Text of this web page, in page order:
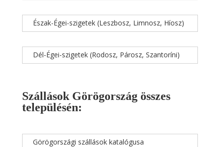
Észak-Égei-szigetek (Leszbosz, Limnosz, Híosz)
Dél-Égei-szigetek (Rodosz, Párosz, Szantoríni)
Szállások Görögország összes
településén:
Görögországi szállások katalógusa